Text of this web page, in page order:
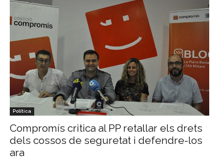
Política
Compromís critica al PP retallar els drets
dels cossos de seguretat i defendre-los
ara